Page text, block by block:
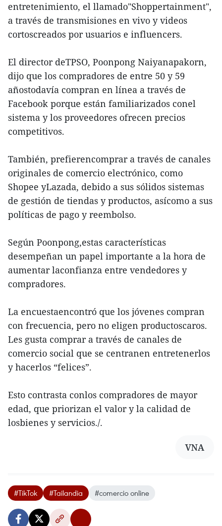
entretenimiento, el llamado"Shoppertainment",
a través de transmisiones en vivo y videos
cortoscreados por usuarios e influencers.
El director deTPSO, Poonpong Naiyanapakorn,
dijo que los compradores de entre 50 y 59
añostodavía compran en línea a través de
Facebook porque están familiarizados conel
sistema y los proveedores ofrecen precios
competitivos.
También, prefierencomprar a través de canales
originales de comercio electrónico, como
Shopee yLazada, debido a sus sólidos sistemas
de gestión de tiendas y productos, asícomo a sus
políticas de pago y reembolso.
Según Poonpong,estas características
desempeñan un papel importante a la hora de
aumentar laconfianza entre vendedores y
compradores.
La encuestaencontró que los jóvenes compran
con frecuencia, pero no eligen productoscaros.
Les gusta comprar a través de canales de
comercio social que se centranen entretenerlos
y hacerlos “felices”.
Esto contrasta conlos compradores de mayor
edad, que priorizan el valor y la calidad de
losbienes y servicios./.
VNA
#TikTok #Tailandia #comercio online